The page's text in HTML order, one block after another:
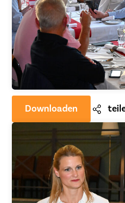
Downloaden